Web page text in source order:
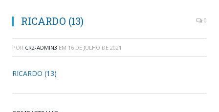
RICARDO (13) 0
POR CR2-ADMIN3 EM 16 DE JULHO DE 2021
RICARDO (13)